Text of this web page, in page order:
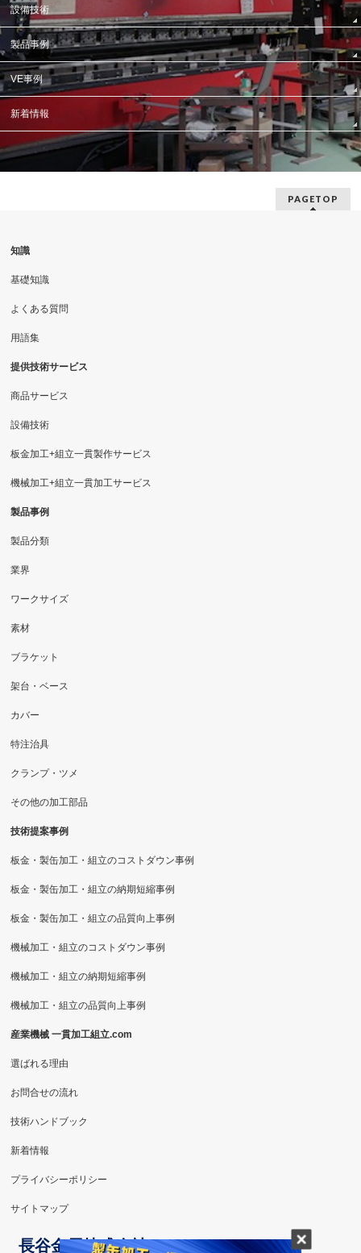
設備技術
製品事例
VE事例
新着情報
PAGETOP
知識
基礎知識
よくある質問
用語集
提供技術サービス
商品サービス
設備技術
板金加工+組立一貫製作サービス
機械加工+組立一貫加工サービス
製品事例
製品分類
業界
ワークサイズ
素材
ブラケット
架台・ベース
カバー
特注治具
クランプ・ツメ
その他の加工部品
技術提案事例
板金・製缶加工・組立のコストダウン事例
板金・製缶加工・組立の納期短縮事例
板金・製缶加工・組立の品質向上事例
機械加工・組立のコストダウン事例
機械加工・組立の納期短縮事例
機械加工・組立の品質向上事例
産業機械 一貫加工組立.com
選ばれる理由
お問合せの流れ
技術ハンドブック
新着情報
プライバシーポリシー
サイトマップ
長谷金属株式会社